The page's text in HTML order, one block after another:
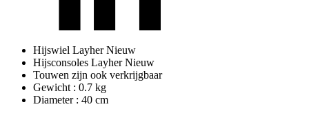
Hijswiel Layher Nieuw
Hijsconsoles Layher Nieuw
Touwen zijn ook verkrijgbaar
Gewicht : 0.7 kg
Diameter : 40 cm